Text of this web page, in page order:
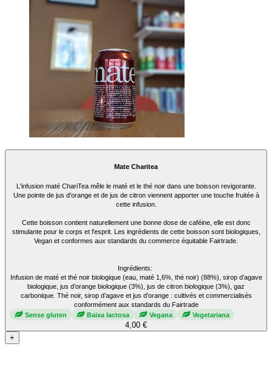
Mate Charitea
L'infusion maté ChariTea mêle le maté et le thé noir dans une boisson revigorante.
Une pointe de jus d'orange et de jus de citron viennent apporter une touche fruitée à
cette infusion.
Cette boisson contient naturellement une bonne dose de caféine, elle est donc
stimulante pour le corps et l'esprit. Les ingrédients de cette boisson sont biologiques,
Vegan et conformes aux standards du commerce équitable Fairtrade.
Ingrédients:
Infusion de maté et thé noir biologique (eau, maté 1,6%, thé noir) (88%), sirop d’agave
biologique, jus d’orange biologique (3%), jus de citron biologique (3%), gaz
carbonique. Thé noir, sirop d’agave et jus d’orange : cultivés et commercialisés
conformément aux standards du Fairtrade
Sense gluten
Baixa lactosa Vegana Vegetariana
4,00 €
+